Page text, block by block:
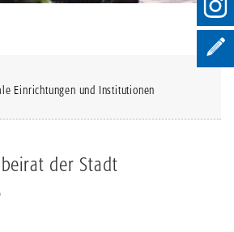
Einrichtungen und Institutionen
der Stadt